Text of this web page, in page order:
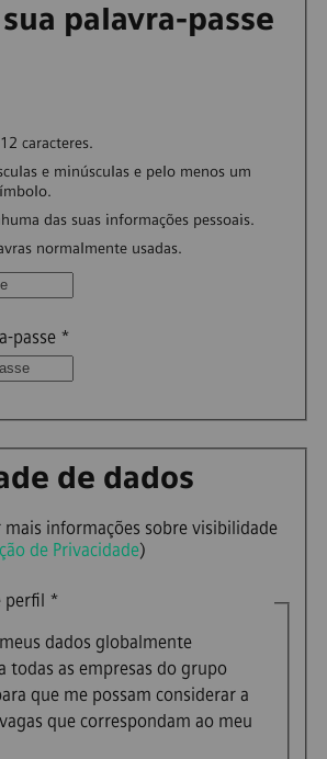
palavra-passe
caracteres.
e minúsculas e pelo menos um
das suas informações pessoais.
normalmente usadas.
passe *
de dados
mais informações sobre visibilidade
de Privacidade)
perfil *
dados globalmente
todas as empresas do grupo
que me possam considerar a
que correspondam ao meu